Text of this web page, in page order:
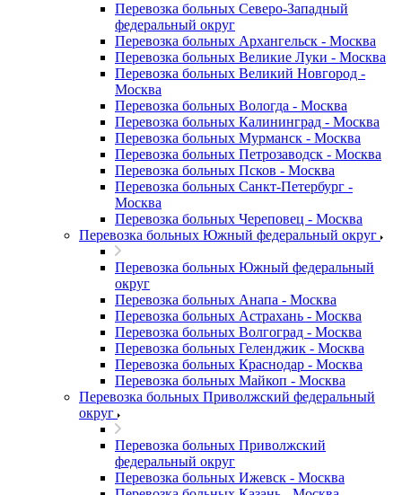
Перевозка больных Северо-Западный
федеральный округ
Перевозка больных Архангельск - Москва
Перевозка больных Великие Луки - Москва
Перевозка больных Великий Новгород -
Москва
Перевозка больных Вологда - Москва
Перевозка больных Калининград - Москва
Перевозка больных Мурманск - Москва
Перевозка больных Петрозаводск - Москва
Перевозка больных Псков - Москва
Перевозка больных Санкт-Петербург -
Москва
Перевозка больных Череповец - Москва
Перевозка больных Южный федеральный округ
Перевозка больных Южный федеральный
округ
Перевозка больных Анапа - Москва
Перевозка больных Астрахань - Москва
Перевозка больных Волгоград - Москва
Перевозка больных Геленджик - Москва
Перевозка больных Краснодар - Москва
Перевозка больных Майкоп - Москва
Перевозка больных Приволжский федеральный
округ
Перевозка больных Приволжский
федеральный округ
Перевозка больных Ижевск - Москва